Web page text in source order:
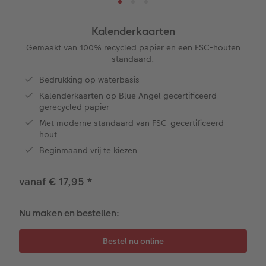
XXL Liggend
Compact Liggend
Compact Vierkant
Kids
Reliëfopdruk
Extra's
Mini retro prints
Square prints
Fine art prints
Mini prints
Fotostickers
Fotobox
Foto op forex
Foto op hout
Foto op hexxas
Meerluik
Papiersoorten
Fineline wandkalender
Om op te schrijven
Met designs
Textiel
Fotomagneten
Dierencadeaus
Telefoonhoesjes
Trouwkaarten
Babykaarten
Verjaardagskaarten
Communiekaarten
Kalenderkaarten
Gemaakt van 100% recycled papier en een FSC-houten
standaard.
Bedrukking op waterbasis
Kalenderkaarten op Blue Angel gecertificeerd
gerecycled papier
Met moderne standaard van FSC-gecertificeerd
hout
Beginmaand vrij te kiezen
vanaf € 17,95 *
Nu maken en bestellen: